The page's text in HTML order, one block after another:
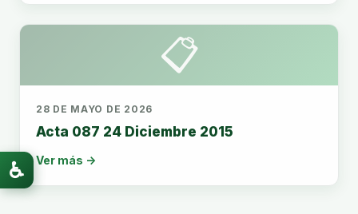
📋
28 DE MAYO DE 2026
Acta 087 24 Diciembre 2015
Ver más →
♿